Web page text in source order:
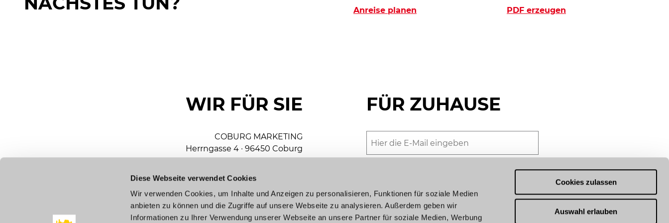
Diese Webseite verwendet Cookies
Wir verwenden Cookies, um Inhalte und Anzeigen zu personalisieren, Funktionen für soziale Medien
anbieten zu können und die Zugriffe auf unsere Webseite zu analysieren. Außerdem geben wir
Informationen zu Ihrer Verwendung unserer Webseite an unsere Partner für soziale Medien, Werbung
Cookies zulassen
Auswahl erlauben
Anreise planen PDF erzeugen
WIR FÜR SIE
COBURG MARKETING
Herrngasse 4 · 96450 Coburg
marketing@coburg.de
Tourist-Information
FÜR ZUHAUSE
Jetzt anmelden